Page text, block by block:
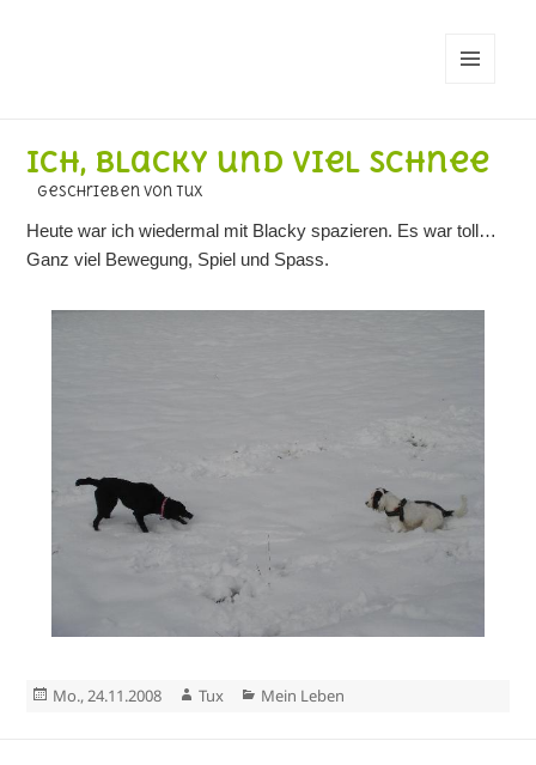
Ich, Blacky und viel Schnee
geschrieben von Tux
Heute war ich wiedermal mit Blacky spazieren. Es war toll…
Ganz viel Bewegung, Spiel und Spass.
Veröffentlicht
Mo., 24.11.2008 Autor
Tux Kategorien
Mein Leben